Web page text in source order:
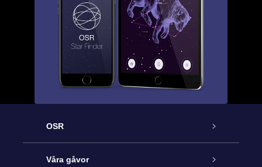
OSR
Kundtjänst
Våra gåvor